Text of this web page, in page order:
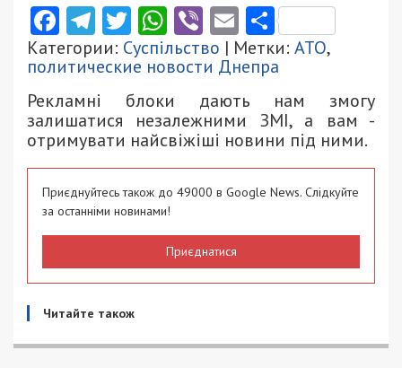
Facebook
Telegram
Twitter
WhatsApp
ViberEmail
Категории: Суспільство | Метки: АТО,
политические новости Днепра
Рекламні блоки дають нам змогу
залишатися незалежними ЗМІ, а вам -
отримувати найсвіжіші новини під ними.
Приєднуйтесь також до 49000 в Google News. Слідкуйте
за останніми новинами!
Приєднатися
Читайте також